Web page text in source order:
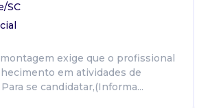
SC
exige que o profissional
em atividades de
se candidatar,(Informa...